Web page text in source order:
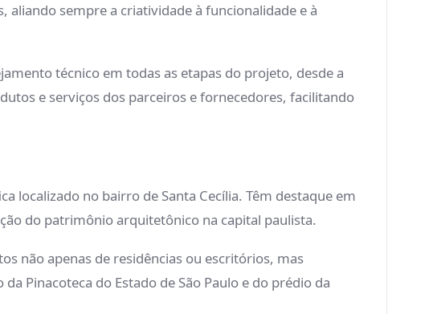
aliando sempre a criatividade à funcionalidade e à
técnico em todas as etapas do projeto, desde a
e serviços dos parceiros e fornecedores, facilitando
localizado no bairro de Santa Cecília. Têm destaque em
do patrimônio arquitetônico na capital paulista.
não apenas de residências ou escritórios, mas
Pinacoteca do Estado de São Paulo e do prédio da